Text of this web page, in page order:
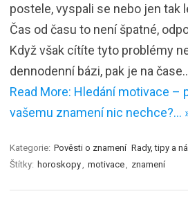
postele, vyspali se nebo jen tak
Čas od času to není špatné,
Když však cítíte tyto problémy
dennodenní bázi, pak je na
Read More: Hledání motivace –
vašemu znamení nic nechce?…
Kategorie: Pověsti o znamení Rady, tipy a
Štítky: horoskopy motivace znamení